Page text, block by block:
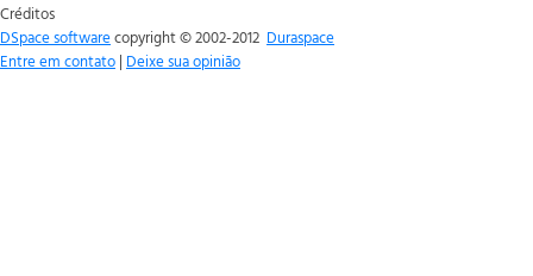
Créditos
DSpace softwarecopyright © 2002-2012 Duraspace
Entre em contato | Deixe sua opinião